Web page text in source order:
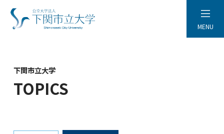
MENU
下関市立大学
TOPICS